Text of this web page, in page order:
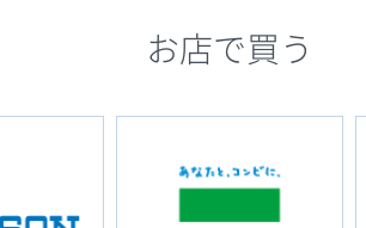
お店で買う